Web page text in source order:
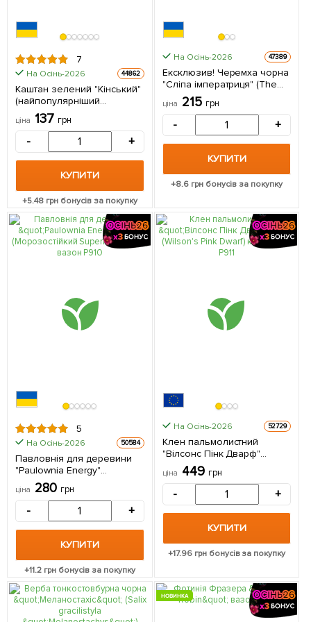
7
На Осінь-2026 44862
Каштан зелений "Кінський"
(найпопулярніший
різновид) висота 20-50см 1
саджанець в упаковці
ціна 137 грн
- +
КУПИТИ
+5.48 грн бонусів за покупку
На Осінь-2026 47389
Ексклюзив! Черемха чорна
"Сліпа імператриця" (The
Crazy Empress)
(преміальний, лікувальний
сорт середнього терміну
дозрівання) висота 50-
100см
ціна 215 грн
- +
КУПИТИ
+8.6 грн бонусів за покупку
5
На Осінь-2026 50584
Павловнія для деревини
"Paulownia Energy"
(Морозостійкий Superhybrid
33С) вазон Р9
(Кореневище) 1 саджанець
в упаковці
ціна 280 грн
- +
КУПИТИ
+11.2 грн бонусів за покупку
На Осінь-2026 52729
Клен пальмолистний
"Вілсонс Пінк Дварф"
(Wilson's Pink Dwarf)
контейнер P9 1 саджанець
ціна 449 грн
- +
КУПИТИ
+17.96грн бонусів за покупку
НОВИНКА